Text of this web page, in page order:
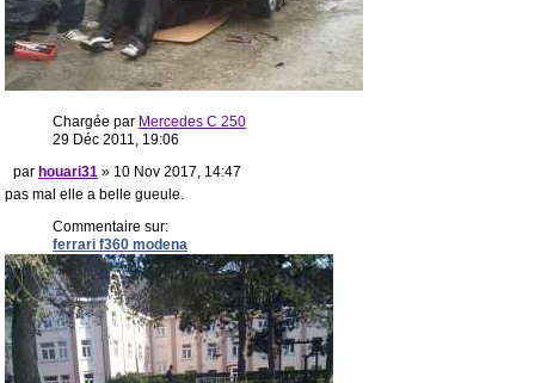
Chargée par Mercedes C 250
29 Déc 2011, 19:06
par houari31 » 10 Nov 2017, 14:47
pas mal elle a belle gueule.
Commentaire sur:
ferrari f360 modena